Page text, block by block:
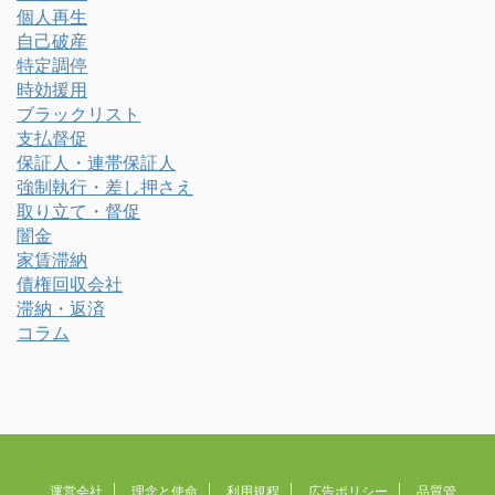
個人再生
自己破産
特定調停
時効援用
ブラックリスト
支払督促
保証人・連帯保証人
強制執行・差し押さえ
取り立て・督促
闇金
家賃滞納
債権回収会社
滞納・返済
コラム
運営会社 理念と使命 利用規程 広告ポリシー 品質管